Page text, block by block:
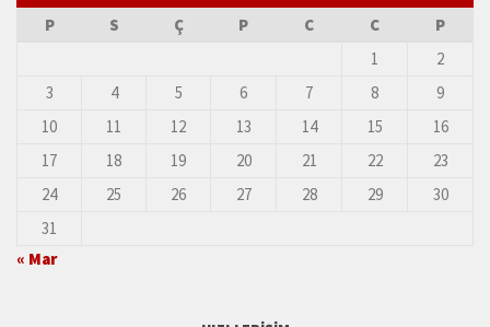
P
S Ç P C C
P
1
2
3
4 5 6 7 8
9
10
11 12 13 14 15
16
17
18 19 20 21 22
23
24
25 26 27 28 29
30
31
« Mar